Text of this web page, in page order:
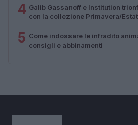
4 Galib Gassanoff e Institution
con la collezione Primavera/
5 Come indossare le infradito
consigli e abbinamenti